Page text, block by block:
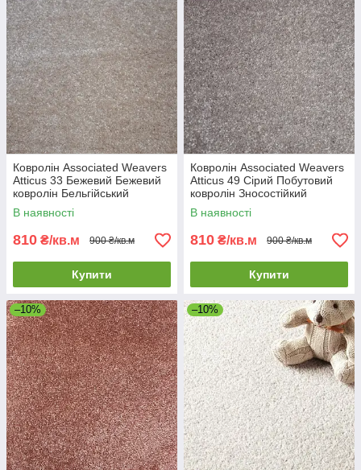
Ковролін Associated Weavers
Atticus 33 Бежевий Бежевий
ковролін Бельгійський
ковролін
В наявності
810 ₴/кв.м 900 ₴/кв.м
Купити
Ковролін Associated Weavers
Atticus 49 Сірий Побутовий
ковролін Зносостійкий
ковролін
В наявності
810 ₴/кв.м 900 ₴/кв.м
Купити
–10% –10%